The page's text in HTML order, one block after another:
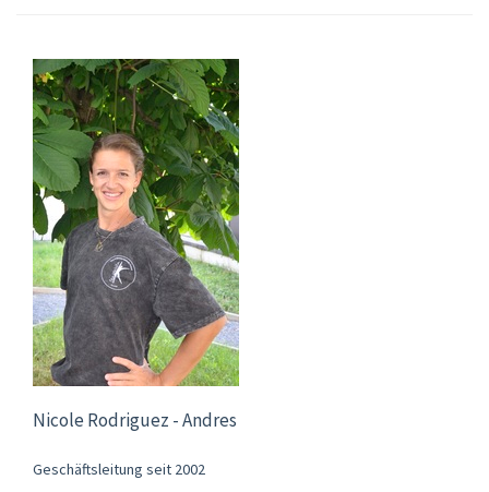
Nicole Rodriguez - Andres
Geschäftsleitung seit 2002